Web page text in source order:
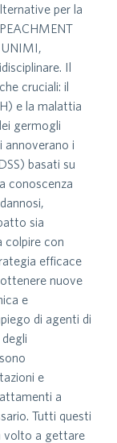
per la
UNIMI,
Il
cruciali: il
e la malattia
germogli
annoverano i
basati su
conoscenza
sia
colpire con
efficace
nuove
e
di agenti di
e
a
Tutti questi
volto a gettare